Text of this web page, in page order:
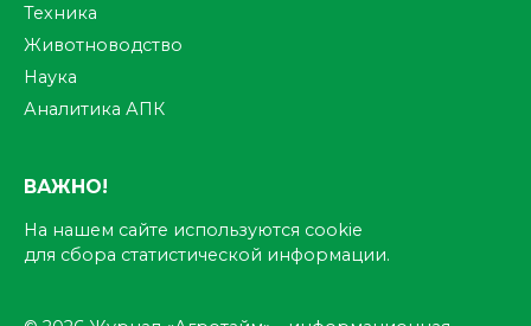
Техника
Животноводство
Наука
Аналитика АПК
ВАЖНО!
На нашем сайте используются cookie
для сбора статистической информации.